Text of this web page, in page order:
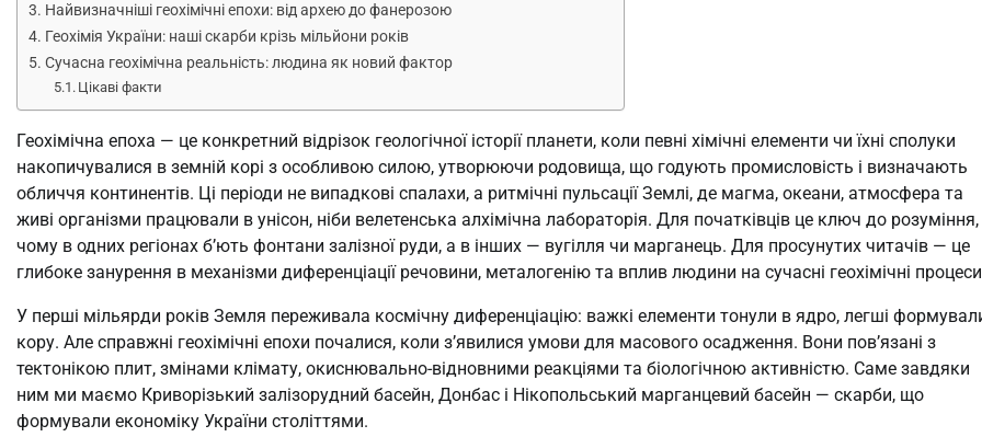
Найвизначніші геохімічні епохи: від архею до фанерозою
Геохімія України: наші скарби крізь мільйони років
Сучасна геохімічна реальність: людина як новий фактор
Цікаві факти
Геохімічна епоха — це конкретний відрізок геологічної історії планети, коли певні хімічні елементи чи їхні сполуки
накопичувалися в земній корі з особливою силою, утворюючи родовища, що годують промисловість і визначають
обличчя континентів. Ці періоди не випадкові спалахи, а ритмічні пульсації Землі, де магма, океани, атмосфера та
живі організми працювали в унісон, ніби велетенська алхімічна лабораторія. Для початківців це ключ до розуміння,
чому в одних регіонах б’ють фонтани залізної руди, а в інших — вугілля чи марганець. Для просунутих читачів — це
глибоке занурення в механізми диференціації речовини, металогенію та вплив людини на сучасні геохімічні
У перші мільярди років Земля переживала космічну диференціацію: важкі елементи тонули в ядро, легші
кору. Але справжні геохімічні епохи почалися, коли з’явилися умови для масового осадження. Вони пов’язані з
тектонікою плит, змінами клімату, окиснювально-відновними реакціями та біологічною активністю. Саме завдяки
ним ми маємо Криворізький залізорудний басейн, Донбас і Нікопольський марганцевий басейн — скарби, що
формували економіку України століттями.